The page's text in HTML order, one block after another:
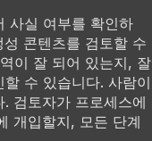
사실 여부를 확인하
콘텐츠를 검토할 수
이 잘 되어 있는지, 잘
수 있습니다. 사람이
검토자가 프로세스에
개입할지, 모든 단계